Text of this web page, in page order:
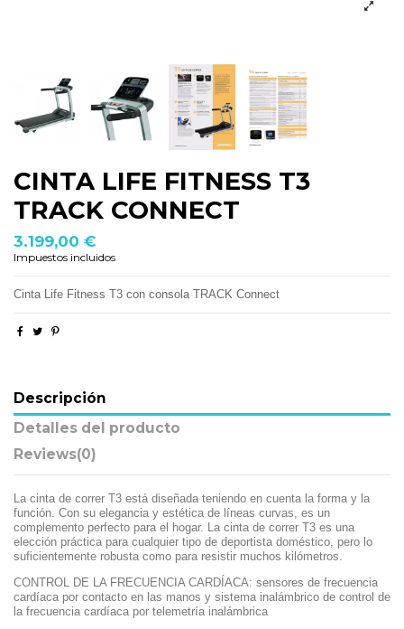
CINTA LIFE FITNESS T3
TRACK CONNECT
3.199,00 €
Impuestos incluidos
Cinta Life Fitness T3 con consola TRACK Connect
Descripción
Detalles del producto
Reviews(0)
La cinta de correr T3 está diseñada teniendo en cuenta la forma y la
función. Con su elegancia y estética de líneas curvas, es un
complemento perfecto para el hogar. La cinta de correr T3 es una
elección práctica para cualquier tipo de deportista doméstico, pero lo
suficientemente robusta como para resistir muchos kilómetros.
CONTROL DE LA FRECUENCIA CARDÍACA: sensores de frecuencia
cardíaca por contacto en las manos y sistema inalámbrico de control de
la frecuencia cardíaca por telemetría inalámbrica